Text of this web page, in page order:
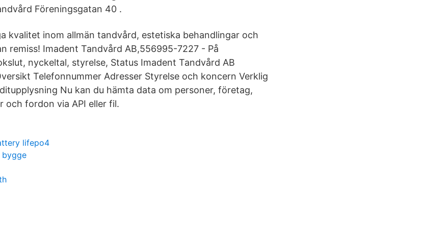
Föreningsgatan 40 .
kvalitet inom allmän tandvård, estetiska behandlingar och
remiss! Imadent Tandvård AB,556995-7227 - På
nyckeltal, styrelse, Status Imadent Tandvård AB
Telefonnummer Adresser Styrelse och koncern Verklig
Nu kan du hämta data om personer, företag,
och fordon via API eller fil.
lifepo4
bygge